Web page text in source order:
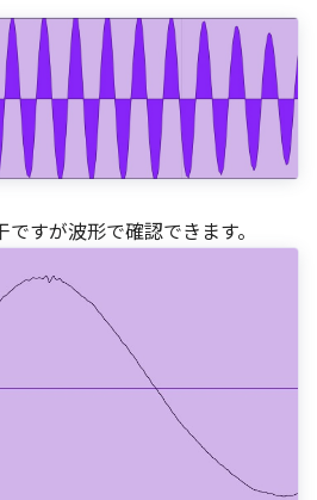
すが波形で確認できます。